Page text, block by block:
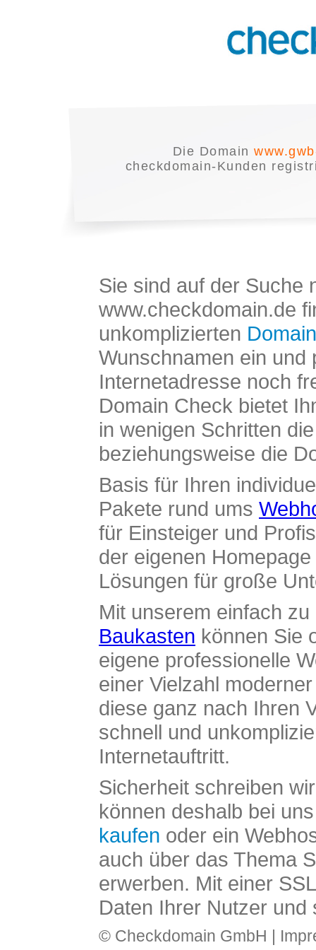
Die Domain
checkdomain-Kunden
Sie sind auf der Suche
www.checkdomain.de
unkomplizierten
Wunschnamen ein und
Internetadresse noch
Domain Check bietet
in wenigen Schritten
beziehungsweise die
Basis für Ihren
Pakete rund ums
für Einsteiger und
der eigenen
Lösungen für große
Mit unserem einfach
Baukasten können Sie
eigene professionelle
einer Vielzahl
diese ganz nach Ihren
schnell und
Internetauftritt.
Sicherheit schreiben
können deshalb bei
kaufen oder ein
auch über das Thema
erwerben. Mit einer
Daten Ihrer Nutzer und
© Checkdomain GmbH |